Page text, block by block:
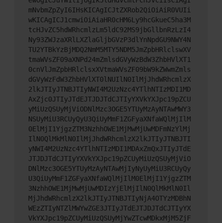
mNvbmZpZyI6IHsKICAgICJtZXRob2QiOiAiR0VUIi
wKICAgICJ1cmwiOiAiaHR0cHM6Ly9hcGkueC5ha3M
tcHJvZC5hdWRhcmlzLm5ldC92MS9jbGllbnRzLzI4
Ny93ZWJzaXRlLXZlaGljbGVzP3dlYnNpdGU9NWY4N
TU2YTBkYzBjMDQ2NmM5MTY5NDM5JmZpbHRlclswXV
tmaWVsZF09aXNPd24mZmlsdGVyWzBdW3ZhbHVlXT1
0cnVlJmZpbHRlclsxXVtmaWVsZF09bW9kZWwmZmls
dGVyWzFdW3ZhbHVlXT0lNUIlN0IlMjJhdWRhcmlzX
2lkJTIyJTNBJTIyNWI4M2UzNzc4YTlhNTIzMDI1MD
AxZjc0JTIyJTdEJTJDJTdCJTIyYXVkYXJpc19pZCU
yMiUzQSUyMjViODNlMzc3OGE5YTUyMzAyNTAwMWY3
NSUyMiU3RCUyQyU3QiUyMmF1ZGFyaXNfaWQlMjIlM
0ElMjI1YjgzZTM3NzhhOWE1MjMwMjUwMDFmNzYlMj
IlN0QlMkMlN0IlMjJhdWRhcmlzX2lkJTIyJTNBJTI
yNWI4M2UzNzc4YTlhNTIzMDI1MDAxZmQxJTIyJTdE
JTJDJTdCJTIyYXVkYXJpc19pZCUyMiUzQSUyMjViO
DNlMzc3OGE5YTUyMzAyNTAwMjIyNyUyMiU3RCUyQy
U3QiUyMmF1ZGFyaXNfaWQlMjIlM0ElMjI1YjgzZTM
3NzhhOWE1MjMwMjUwMDIzYjElMjIlN0QlMkMlN0Il
MjJhdWRhcmlzX2lkJTIyJTNBJTIyNjA4OTYzMDBhN
WEzZTIyNTZlMWYwZGE3JTIyJTdEJTJDJTdCJTIyYX
VkYXJpc19pZCUyMiUzQSUyMjYwZTcwMDkxMjM5ZjF